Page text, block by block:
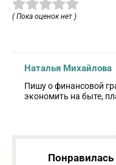
( Пока оценок нет )
Наталья Михайлова
Пишу о финансовой
экономить на быте,
Понравилась